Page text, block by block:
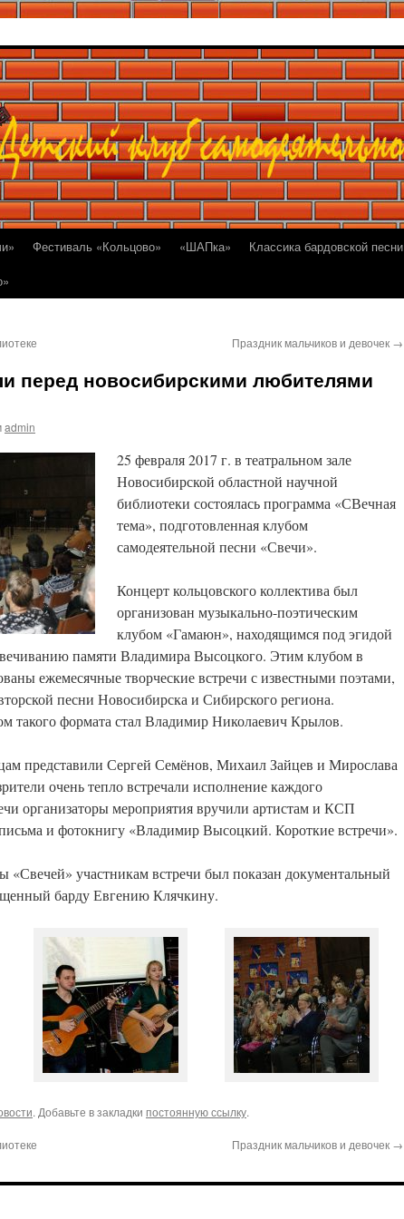
Фестиваль «Кольцово» «ШАПка» Классика бардовской песни
Праздник мальчиков и девочек →
перед новосибирскими любителями
admin
25 февраля 2017 г. в театральном зале
Новосибирской областной научной
библиотеки состоялась программа «СВечная
тема», подготовленная клубом
самодеятельной песни «Свечи».
Концерт кольцовского коллектива был
организован музыкально-поэтическим
клубом «Гамаюн», находящимся под эгидой
памяти Владимира Высоцкого. Этим клубом в
ежемесячные творческие встречи с известными поэтами,
песни Новосибирска и Сибирского региона.
такого формата стал Владимир Николаевич Крылов.
представили Сергей Семёнов, Михаил Зайцев и Мирослава
очень тепло встречали исполнение каждого
организаторы мероприятия вручили артистам и КСП
и фотокнигу «Владимир Высоцкий. Короткие встречи».
«Свечей» участникам встречи был показан документальный
барду Евгению Клячкину.
. Добавьте в закладки постоянную ссылку.
Праздник мальчиков и девочек →